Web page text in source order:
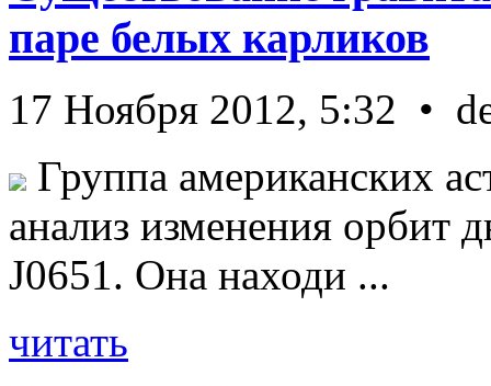
паре белых карликов
17 Ноября 2012, 5:32 •
Группа американских
анализ изменения орбит
J0651. Она находи ...
читать